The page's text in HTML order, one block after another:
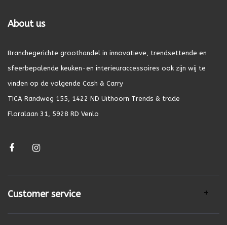
About us
Branchegerichte groothandel in innovatieve, trendsettende en
sfeerbepalende keuken-en interieuraccessoires ook zijn wij te
vinden op de volgende Cash & Carry
TICA Randweg 155, 1422 ND Uithoorn Trends & trade
Floralaan 31, 5928 RD Venlo
Customer service